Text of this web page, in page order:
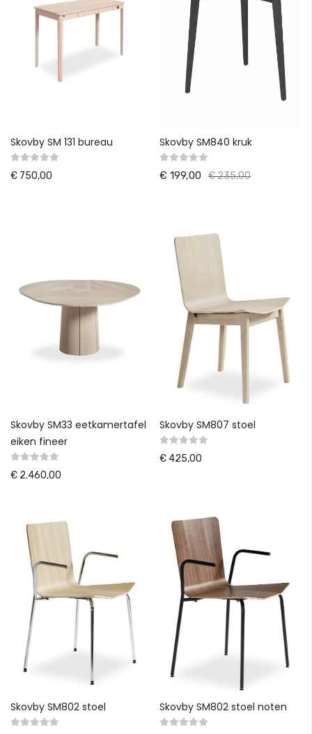
Skovby SM 131 bureau
€ 750,00
Skovby SM840 kruk
€ 199,00 € 235,00
Skovby SM33 eetkamertafel
eiken fineer
€ 2.460,00
Skovby SM807 stoel
€ 425,00
Skovby SM802 stoel Skovby SM802 stoel noten